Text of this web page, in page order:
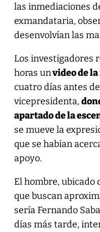
las inmediaciones
exmandataria,
desenvolvían las
Los investigadores
horas unvideo de la
cuatro días antes
vicepresidenta,
apartado de la
se mueve la
que se habían
apoyo.
El hombre, ubicado
que buscan
sería Fernando
días más tarde,